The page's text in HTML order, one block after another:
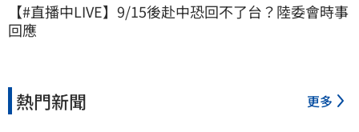
【#直播中LIVE】9/15後赴中恐回不了台？陸委會時事
回應
熱門新聞 更多